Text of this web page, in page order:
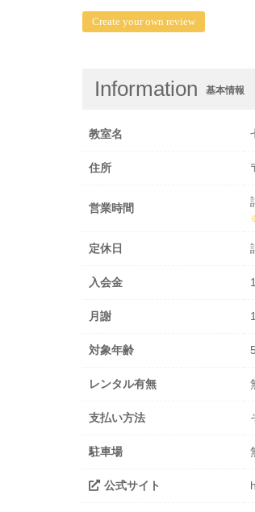
Create your own review
Information 基本情報
教室名
住所
営業時間
定休日
入会金
月謝
対象年齢
レンタル有無
支払い方法
駐車場
公式サイト